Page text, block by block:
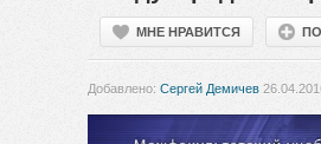
МНЕ НРАВИТСЯ
Добавлено: Сергей Демичев